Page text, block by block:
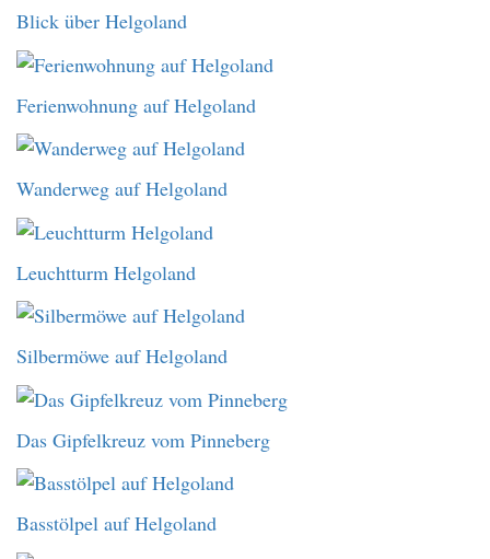
Blick über Helgoland
Ferienwohnung auf Helgoland
Wanderweg auf Helgoland
Leuchtturm Helgoland
Silbermöwe auf Helgoland
Das Gipfelkreuz vom Pinneberg
Basstölpel auf Helgoland